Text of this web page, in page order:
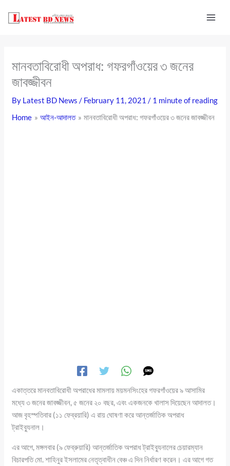
মানবতাবিরোধী অপরাধ: গফরগাঁওয়ের ৩ জনের
জাবজ্জীবন
By Latest BD News/ February 11, 2021/ 1 minute of reading
Home
আইন-আদালত মানবতাবিরোধী অপরাধ: গফরগাঁওয়ের ৩ জনের জাবজ্জীবন
একাত্তরে মানবতাবিরোধী অপরাধের মামলায় ময়মনসিংহের গফরগাঁওয়ের ৯ আসামির
মধ্যে ৩ জনের জাবজ্জীবন, ৫ জনের ২০ বছর, এবং একজনকে খালাস দিয়েছেন আদালত।
আজ বৃহস্পতিবার (১১ ফেব্রয়ারি) এ রায় ঘোষণা করে আন্তর্জাতিক অপরাধ
ট্রাইব্যুনাল।
এর আগে, মঙ্গলবার (৯ ফেব্রুয়ারি) আন্তর্জাতিক অপরাধ ট্রাইব্যুনালের চেয়ারম্যান
বিচারপতি মো. শাহিনুর ইসলামের নেতৃত্বাধীন বেঞ্চ এ দিন নির্ধারণ করেন। এর আগে গত